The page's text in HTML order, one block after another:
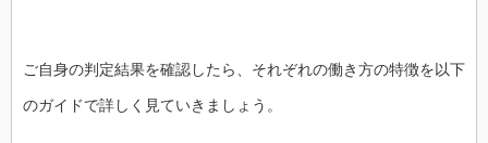
ご自身の判定結果を確認したら、それぞれの働き方の特徴を以下
のガイドで詳しく見ていきましょう。